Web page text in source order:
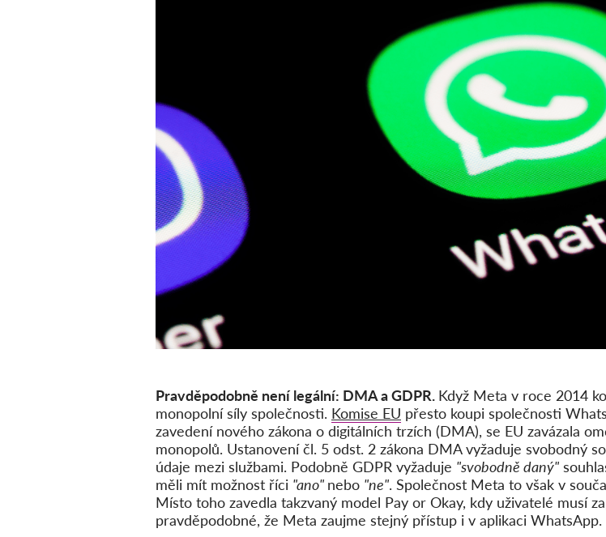
Pravděpodobně není legální: DMA a GDPR. Když Meta v roce 2014
monopolní síly společnosti. Komise EU přesto koupi společnosti
zavedení nového zákona o digitálních trzích (DMA), se EU zavázala
monopolů. Ustanovení čl. 5 odst. 2 zákona DMA vyžaduje svobodný
údaje mezi službami. Podobně GDPR vyžaduje "svobodně daný"
měli mít možnost říci "ano" nebo "ne". Společnost Meta to však v
Místo toho zavedla takzvaný model Pay or Okay, kdy uživatelé musí
pravděpodobné, že Meta zaujme stejný přístup i v aplikaci WhatsApp.